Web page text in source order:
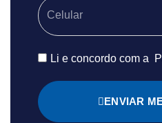
Li e concordo com a
ENVIAR